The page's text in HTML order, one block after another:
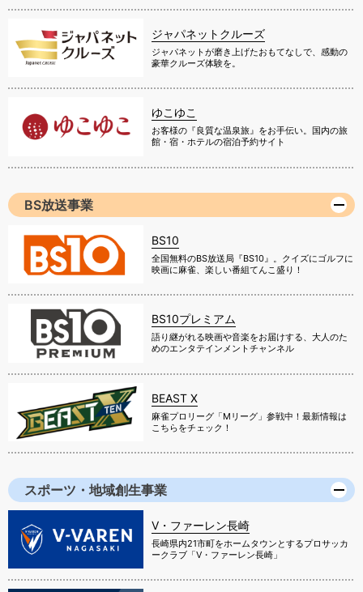
ジャパネットクルーズ
ジャパネットが磨き上げたおもてなしで、感動の
豪華クルーズ体験を。
ゆこゆこ
お客様の『良質な温泉旅』をお手伝い。国内の旅
館・宿・ホテルの宿泊予約サイト
BS放送事業
BS10
全国無料のBS放送局『BS10』。クイズにゴルフに
映画に麻雀、楽しい番組てんこ盛り！
BS10プレミアム
語り継がれる映画や音楽をお届けする、大人のた
めのエンタテインメントチャンネル
BEAST X
麻雀プロリーグ「Mリーグ」参戦中！最新情報は
こちらをチェック！
スポーツ・地域創生事業
V・ファーレン長崎
長崎県内21市町をホームタウンとするプロサッカ
ークラブ「V・ファーレン長崎」